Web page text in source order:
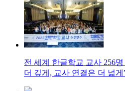
전 세계 한글학교 교사 256
더 깊게, 교사 연결은 더 넓게